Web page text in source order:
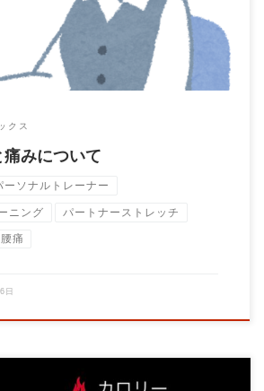
クス
みについて
ーソナルトレーナー
ニング パートナーストレッチ
腰痛
日